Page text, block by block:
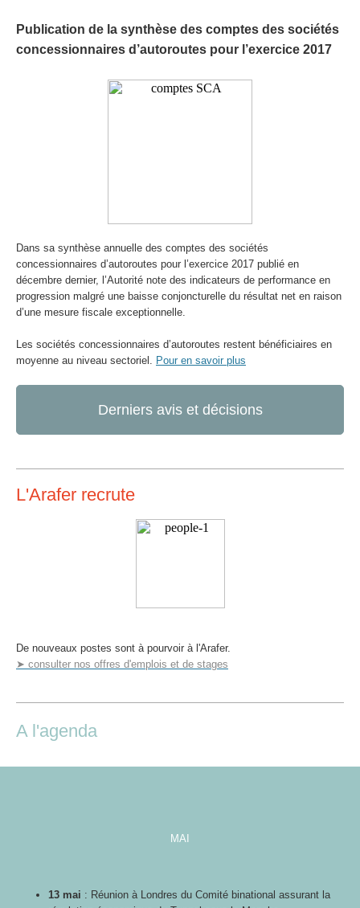
Publication de la synthèse des comptes des sociétés
concessionnaires d’autoroutes pour l’exercice 2017
Dans sa synthèse annuelle des comptes des sociétés
concessionnaires d’autoroutes pour l’exercice 2017 publié en
décembre dernier, l’Autorité note des indicateurs de performance en
progression malgré une baisse conjoncturelle du résultat net en raison
d’une mesure fiscale exceptionnelle.
Les sociétés concessionnaires d’autoroutes restent bénéficiaires en
moyenne au niveau sectoriel. Pour en savoir plus
Derniers avis et décisions
L'Arafer recrute
De nouveaux postes sont à pourvoir à l'Arafer.
➤ consulter nos offres d'emplois et de stages
A l'agenda
MAI
13 mai : Réunion à Londres du Comité binational assurant la